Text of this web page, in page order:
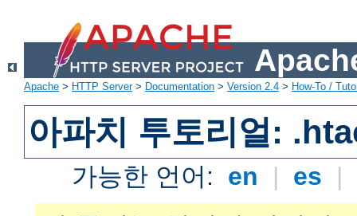
Apache > HTTP Server> Documentation > Version 2.4 > How-To /
아파치 투토리얼:
가능한 언어: en | es |